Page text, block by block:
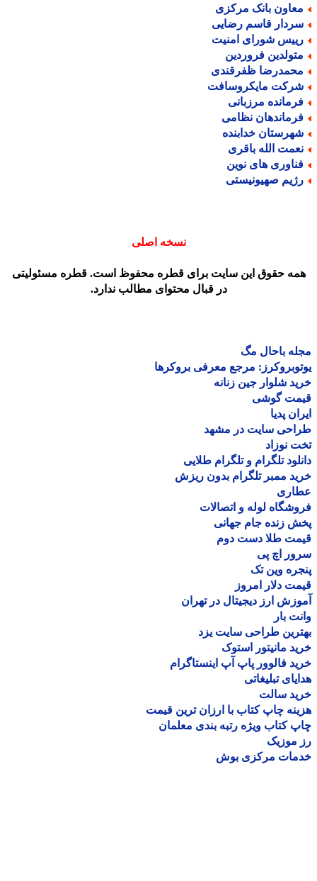
بانک مرکزی
قاسم رضایی
شورای امنیت
فروردین
ظفرقندی
مایکروسافت
مرزبانی
نظامی
خدابنده
الله باقری
های نوین
صهیونیستی
نسخه اصلی
حقوق این سایت برای قطره محفوظ است. قطره مسئولیتی
در قبال محتوای مطالب ندارد.
باحال مگ
مرجع معرفی بروکرها
شلوار جین زنانه
گوشی
پدیا
سایت در مشهد
نوزاد
تلگرام و تلگرام طلایی
ممبر تلگرام بدون ریزش
لوله و اتصالات
زنده جام جهانی
طلا دست دوم
اچ پی
وین تک
دلار امروز
ارز دیجیتال در تهران
بار
طراحی سایت یزد
مانیتور استوک
فالوور پاپ آپ اینستاگرام
تبلیغاتی
سالت
چاپ کتاب با ارزان ترین قیمت
کتاب ویژه رتبه بندی معلمان
موزیک
مرکزی بوش